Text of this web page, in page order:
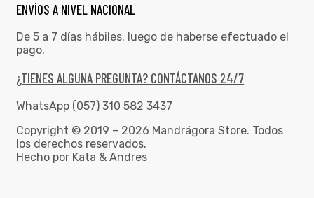
ENVÍOS A NIVEL NACIONAL
De 5 a 7 días hábiles. luego de haberse efectuado el
pago.
¿TIENES ALGUNA PREGUNTA? CONTÁCTANOS 24/7
WhatsApp (057) 310 582 3437
Copyright © 2019 – 2026 Mandrágora Store. Todos
los derechos reservados.
Hecho por Kata & Andres